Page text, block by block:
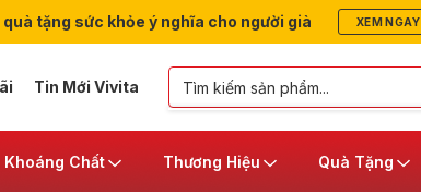
quà tặng sức khỏe ý nghĩa cho người già XEM NGAY
Tin Mới Vivita
Khoáng Chất Thương Hiệu Quà Tặng